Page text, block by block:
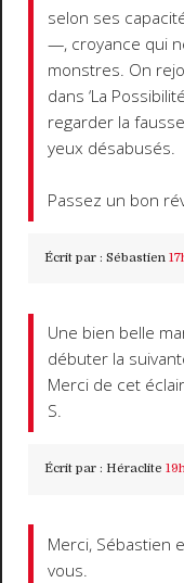
selon ses
—, croyance qui
monstres. On
dans ‘La
regarder la
yeux désabusés.
Passez un bon
Écrit par : Sébastien
Une bien belle
débuter la
Merci de cet
S.
Écrit par : Héraclite
Merci, Sébastien
vous.